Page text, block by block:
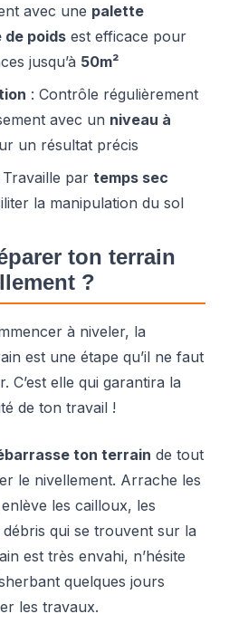
avec une palette
de poids est efficace pour
jusqu’à 50m²
: Contrôle régulièrement
avec un niveau à
un résultat précis
Travaille partemps sec
la manipulation du sol
ton terrain
?
à niveler, la
est une étape qu’il ne faut
C’est elle qui garantira la
de ton travail !
ton terrain de tout
le nivellement. Arrache les
les cailloux, les
qui se trouvent sur la
est très envahi, n’hésite
quelques jours
les travaux.